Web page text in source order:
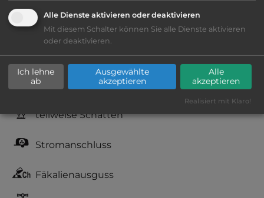
Lage: schön
Geräuschkulisse: überwiegend ruhig
Grasgelände, Wiese
teilweise Schatten
Stromanschluss
Fäkalienausguss
Alle Dienste aktivieren oder deaktivieren
Mit diesem Schalter können Sie alle Dienste aktivieren
oder deaktivieren.
Ich lehne
ab
Ausgewählte
akzeptieren
Alle
akzeptieren
Realisiert mit Klaro!